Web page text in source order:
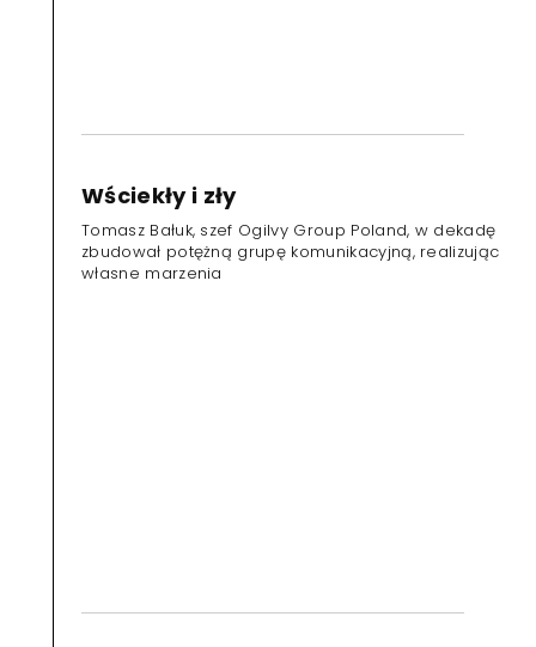
Wściekły i zły
Tomasz Bałuk, szef Ogilvy Group Poland, w dekadę
zbudował potężną grupę komunikacyjną, realizując
własne marzenia